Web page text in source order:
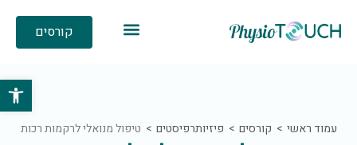
פתח
קורסים
עמוד ראשי קורסים פיזיותרפיסטים טיפול מנואלי לרקמות רכות